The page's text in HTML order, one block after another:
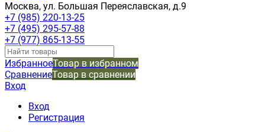
Москва, ул. Большая Переяславская, д.9
+7 (985) 220-13-25
+7 (495) 295-57-88
+7 (977) 865-13-55
ИзбранноеТовар в избранном
СравнениеТовар в сравнении
Вход
Вход
Регистрация